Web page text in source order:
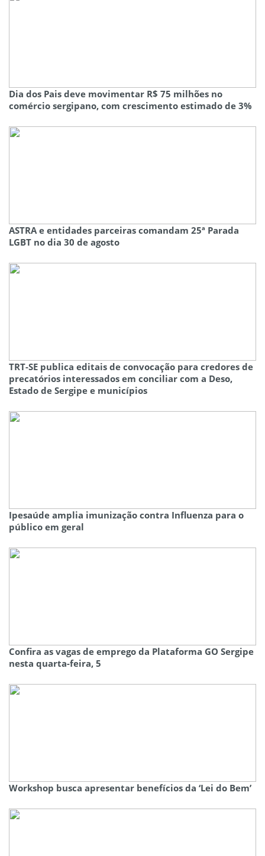
Dia dos Pais deve movimentar R$ 75 milhões no
comércio sergipano, com crescimento estimado de 3%
ASTRA e entidades parceiras comandam 25ª Parada
LGBT no dia 30 de agosto
TRT-SE publica editais de convocação para credores de
precatórios interessados em conciliar com a Deso,
Estado de Sergipe e municípios
Ipesaúde amplia imunização contra Influenza para o
público em geral
Confira as vagas de emprego da Plataforma GO Sergipe
nesta quarta-feira, 5
Workshop busca apresentar benefícios da ‘Lei do Bem’